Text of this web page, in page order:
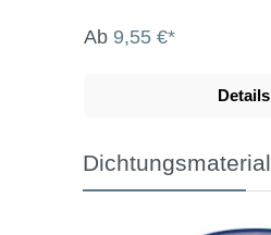
Ab 9,55 €*
Details
Dichtungsmaterial